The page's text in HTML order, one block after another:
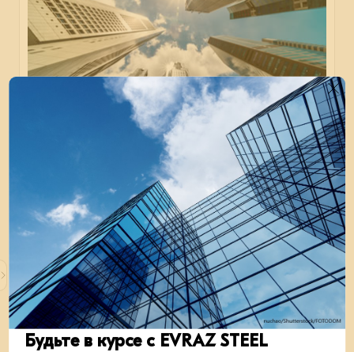
EVRAZ STEEL представит решения для
стального строительства на 100+ TechnoBuild
Мероприятие прошло 30 сентября — 3 октября
2025 г. в Екатеринбурге.
В мои события В моих событиях
кейсы металлоконструкции строительство
30 июля 2025
Будьте в курсе с EVRAZ STEEL